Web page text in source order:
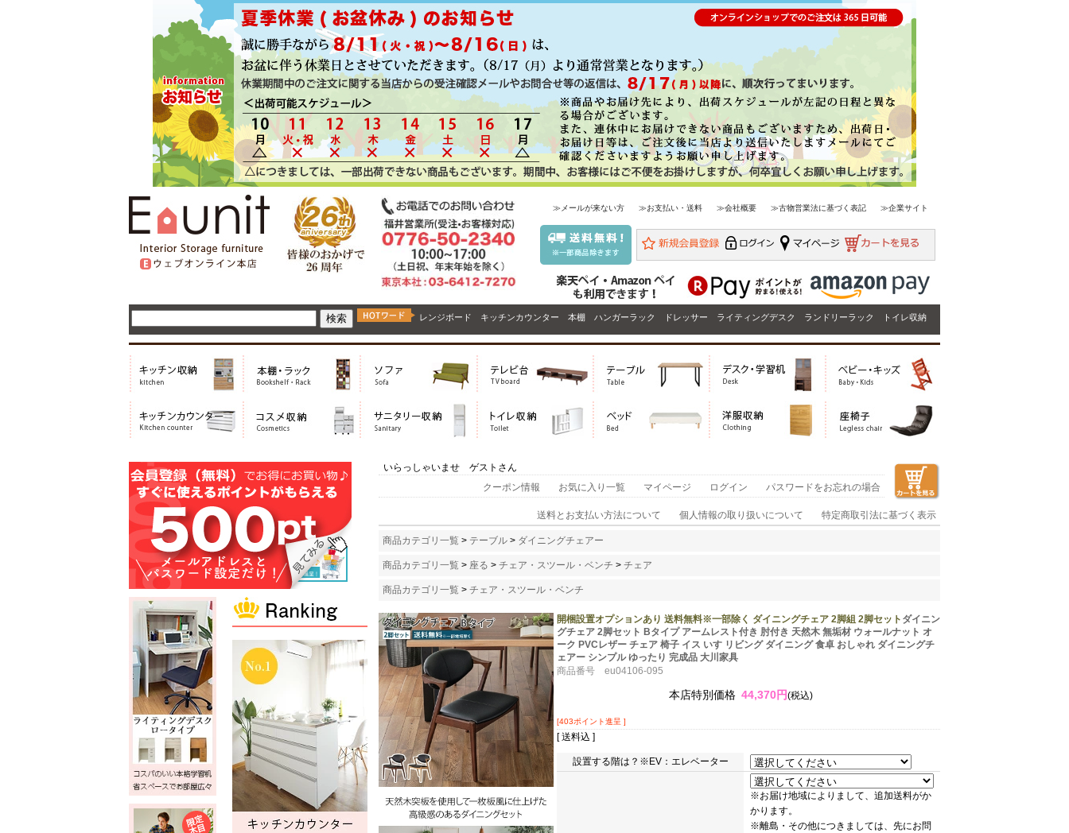
≫メールが来ない方 ≫お支払い・送料 ≫会社概要 ≫古物営業法に基づく表記 ≫企業サイト
レンジボード キッチンカウンター 本棚 ハンガーラック ドレッサー ライティングデスク ランドリーラック トイレ収納
いらっしゃいませ ゲストさん
クーポン情報
お気に入り一覧 マイページ ログイン パスワードをお忘れの場合
送料とお支払い方法について 個人情報の取り扱いについて 特定商取引法に基づく表示
商品カテゴリ一覧 > テーブル > ダイニングチェアー
商品カテゴリ一覧 > 座る > チェア・スツール・ベンチ > チェア
商品カテゴリ一覧 > チェア・スツール・ベンチ
開梱設置オプションあり 送料無料※一部除く ダイニングチェア 2脚組 2脚セット ダイニン
グチェア 2脚セット Bタイプ アームレスト付き 肘付き 天然木 無垢材 ウォールナット オ
ーク PVCレザー チェア 椅子 イス いす リビング ダイニング 食卓 おしゃれ ダイニングチ
ェアー シンプル ゆったり 完成品 大川家具
商品番号 eu04106-095
本店特別価格 44,370円(税込)
[403ポイント進呈 ]
[ 送料込 ]
設置する階は？※EV：エレベーター
※お届け地域によりまして、追加送料がか
かります。
※離島・その他につきましては、先にお問